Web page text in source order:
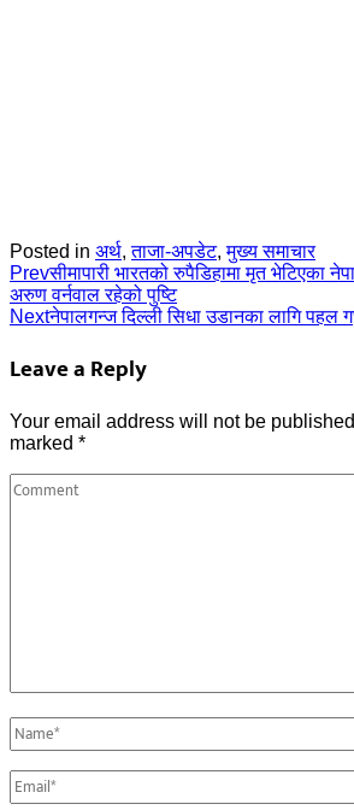
Posted in अर्थ,ताजा-अपडेट,मुख्य समाचार
Prevसीमापारी भारतको रुपैडिहामा मृत भेटिएका
अरुण वर्नवाल रहेको पुष्टि
Nextनेपालगन्ज दिल्ली सिधा उडानका लागि पहल
Leave a Reply
Your email address will not be
marked *